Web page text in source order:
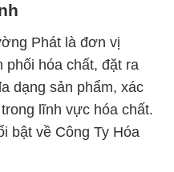
Phát là đơn vị
phối hóa chất, đặt ra
dạng sản phẩm, xác
lĩnh vực hóa chất.
bật về Công Ty Hóa